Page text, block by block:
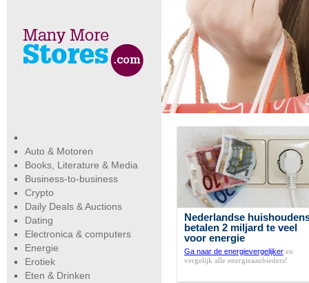
Nederlandse
betalen 2 miljard te veel
voor energie
Ga naar de energievergelijkeren
vergelijk alle energieaanbieders!
Auto & Motoren
Books, Literature & Media
Business-to-business
Crypto
Daily Deals & Auctions
Dating
Electronica & computers
Energie
Erotiek
Eten & Drinken